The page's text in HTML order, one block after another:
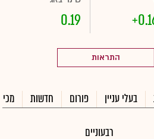
0.19
התראות
בעלי עניין פורום חדשות
רבעוניים